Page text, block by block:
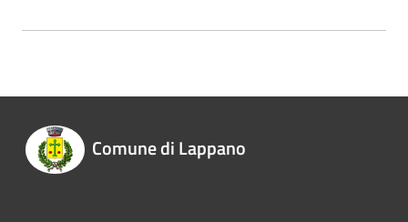
Comune di Lappano